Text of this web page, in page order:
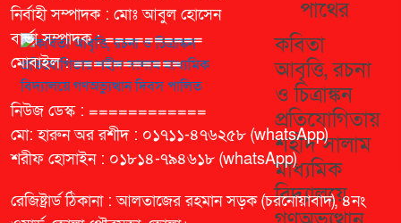
পার্থের
কবিতা
আবৃত্তি, রচনা
ও চিত্রাঙ্কন
প্রতিযোগিতায়
শহীদ সালাম
মাধ্যমিক
বিদ্যালয়ে
নির্বাহী সম্পাদক : মোঃ আবুল হোসেন
বার্তা সম্পাদক : ==========
মোবাইল : ===========
নিউজ ডেস্ক : ============
মো: হারুন অর রশীদ : ০১৭১১-৪৭৬২৫৮ (whatsApp)
শরীফ হোসাইন : ০১৮১৪-৭৯৪৬১৮ (whatsApp)
রেজিষ্ট্রার্ড ঠিকানা : আলতাজের রহমান সড়ক (চরনোয়াবাদ), ৪নং